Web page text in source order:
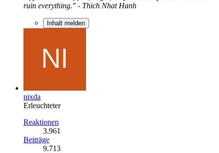
ruin everything." - Thich Nhat Hanh
Inhalt melden
nixda
Erleuchteter
Reaktionen
3.961
Beiträge
9.713